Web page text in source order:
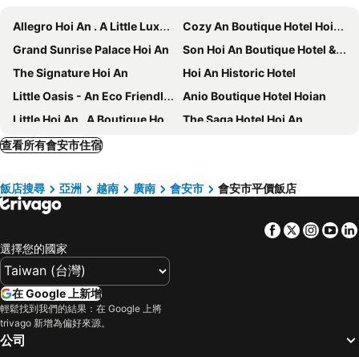
Allegro Hoi An . A Little Luxury Hotel & Spa
Cozy An Boutique Hotel Hoian
Grand Sunrise Palace Hoi An
Son Hoi An Boutique Hotel & Spa
The Signature Hoi An
Hoi An Historic Hotel
Little Oasis - An Eco Friendly Hotel & Spa
Anio Boutique Hotel Hoian
Little Hoi An . A Boutique Hotel & Spa
The Saga Hotel Hoi An
Little Riverside Hoi An . A Luxury Hotel & Spa
Hoian Central Hotel
Laluna Hoi An Riverside Hotel & Spa
Little Gem Hoi An Boutique Hotel & Spa
Hoi An Central Boutique Hotel & Spa
Lasenta Boutique Hotel Hoian
Reu Boutique Hotel
Hoang Trinh Hotel
Aira Boutique Hoi An
查看所有會安市住宿
飯店搜尋 亞洲 越南 廣南 會安市 會安市平價飯店
Facebook
Twitter
選擇您的國家
在 Google 上新增
輕鬆找到我們的結果：在 Google 上將
trivago 新增為偏好來源。
公司